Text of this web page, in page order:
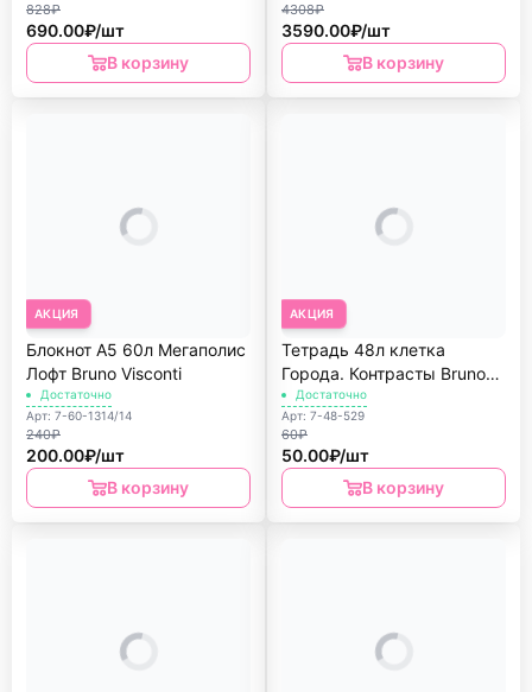
828₽
690.00₽/шт
В корзину
4308₽
3590.00₽/шт
В корзину
АКЦИЯ
Блокнот А5 60л Мегаполис
Лофт Bruno Visconti
Достаточно
Арт: 7-60-1314/14
240₽
200.00₽/шт
В корзину
АКЦИЯ
Тетрадь 48л клетка
Города. Контрасты Bruno
Visconti
Достаточно
Арт: 7-48-529
60₽
50.00₽/шт
В корзину